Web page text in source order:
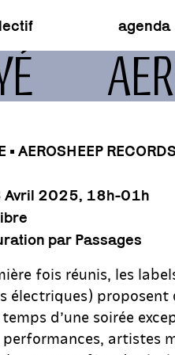
agenda
• AEROSHEEP
Avril 2025, 18h-01h
par Passages
fois réunis, les
électriques) proposent
d’une soirée
performances, artistes